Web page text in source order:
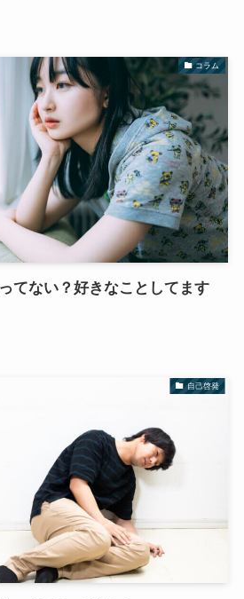
コラム
てない？好きなことしてます
自己啓発